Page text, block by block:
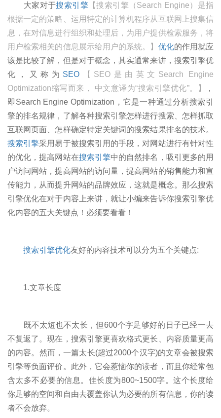
大家对于搜索引擎 【搜索引擎（Search Engine）是指
根据一定的策略、运用特定的计算机程序从互联网上搜集信
息，在对信息进行组织和处理后，为用户提供检索服务，将
用户检索相关的信息展示给用户的系统。】 优化的作用就应
该是比较了解，但是对于概念，其实通常来讲，搜索引擎优
化，又称为 SEO 【SEO是由英文Search Engine
Optimization缩写而来， 中文意译为“搜索引擎优化”。】
，
即Search Engine Optimization，它是一种通过分析搜索引
擎的排名规律，了解各种搜索引擎怎样进行搜索、怎样抓取
互联网页面、怎样确定特定关键词的搜索结果排名的技术。
搜索引擎采用易于被搜索引用的手段，对网站进行有针对性
的优化，提高网站在搜索引擎中的自然排名，吸引更多的用
户访问网站，提高网站的访问量，提高网站的销售能力和宣
传能力，从而提升网站的品牌效应，这就是概念。那么搜索
引擎优化在对于内容上来讲，就让小编来告诉你搜索引擎优
化内容的五大关键点！必须要看看！
搜索引擎优化友好的内容技术可以分为五个关键点:
1.文章长度
既不太短也不太长，但600个字足够好的日子已经一去
不复返了。现在，搜索引擎更喜欢格式更长、内容质量更高
的内容。然而，一篇太长(超过2000个汉字)的文章会被搜索
引擎等负面评价。此外，它会惹恼你的读者，而且你经常包
含太多不必要的信息。佳长度为800~1500字。这个长度给
你足够的空间和自由去覆盖你认为必要的所有信息，你的读
者不会放弃。